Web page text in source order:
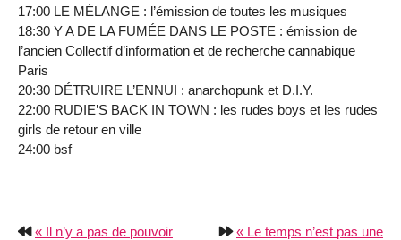
17:00 LE MÉLANGE : l’émission de toutes les musiques
18:30 Y A DE LA FUMÉE DANS LE POSTE : émission de
l’ancien Collectif d’information et de recherche cannabique
Paris
20:30 DÉTRUIRE L’ENNUI : anarchopunk et D.I.Y.
22:00 RUDIE’S BACK IN TOWN : les rudes boys et les rudes
girls de retour en ville
24:00 bsf
Il n’y a pas de pouvoir
Le temps n’est pas une